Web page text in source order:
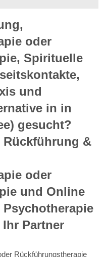
oder
Spirituelle
und
in in
gesucht?
&
oder
und Online
Partner
Rückführungstherapie